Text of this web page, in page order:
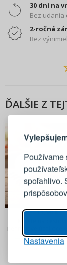
Používame
spoľahlivo.
Nastavenia
30 dní na
Bez udania
2-ročná
Bez
ĎALŠIE Z
11,90 €
LA PINZA
cm
E-mail